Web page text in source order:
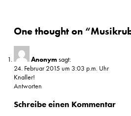
One thought on “
Anonym sagt:
24. Februar 2015 um 3:03 p.m. Uhr
Knaller!
Antworten
Schreibe einen Kommentar